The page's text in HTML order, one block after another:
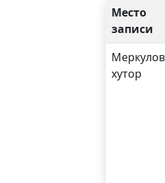
Место
записи
хутор